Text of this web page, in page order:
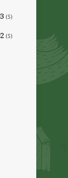
(5)
(5)